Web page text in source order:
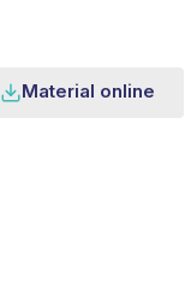
Material online